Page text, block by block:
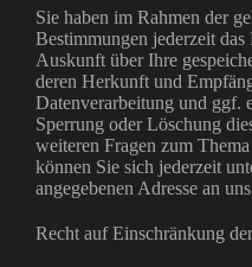
Sie haben im Rahmen der
Bestimmungen jederzeit
Auskunft über Ihre
deren Herkunft und
Datenverarbeitung und ggf.
Sperrung oder Löschung
weiteren Fragen zum
können Sie sich jederzeit
angegebenen Adresse an
Recht auf Einschränkung